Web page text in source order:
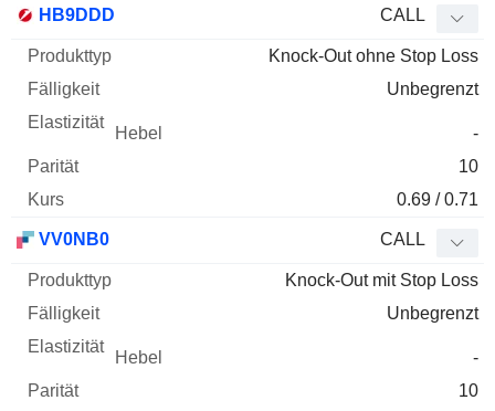
HB9DDD CALL
Knock-Out ohne Stop Loss
Unbegrenzt
-
10
0.69 / 0.71
VV0NB0 CALL
Knock-Out mit Stop Loss
Unbegrenzt
-
10